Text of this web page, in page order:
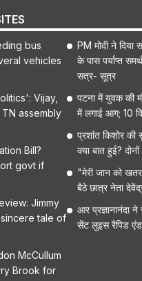
bus
vehicles
Vijay,
assembly
Bill?
govt if
Jimmy
tale of
McCullum
Brook for
PM मोदी ने दिया
के पास पर्याप्त
सत्र- सूत्र
पटना में युवक की
में लगाई आग; 10
प्रशांत किशोर
क्या बात हुई?
"मेरी जान को
बैठे छात्र नेता
आर प्रज्ञानानंदा
सेंट लुइस रैपिड